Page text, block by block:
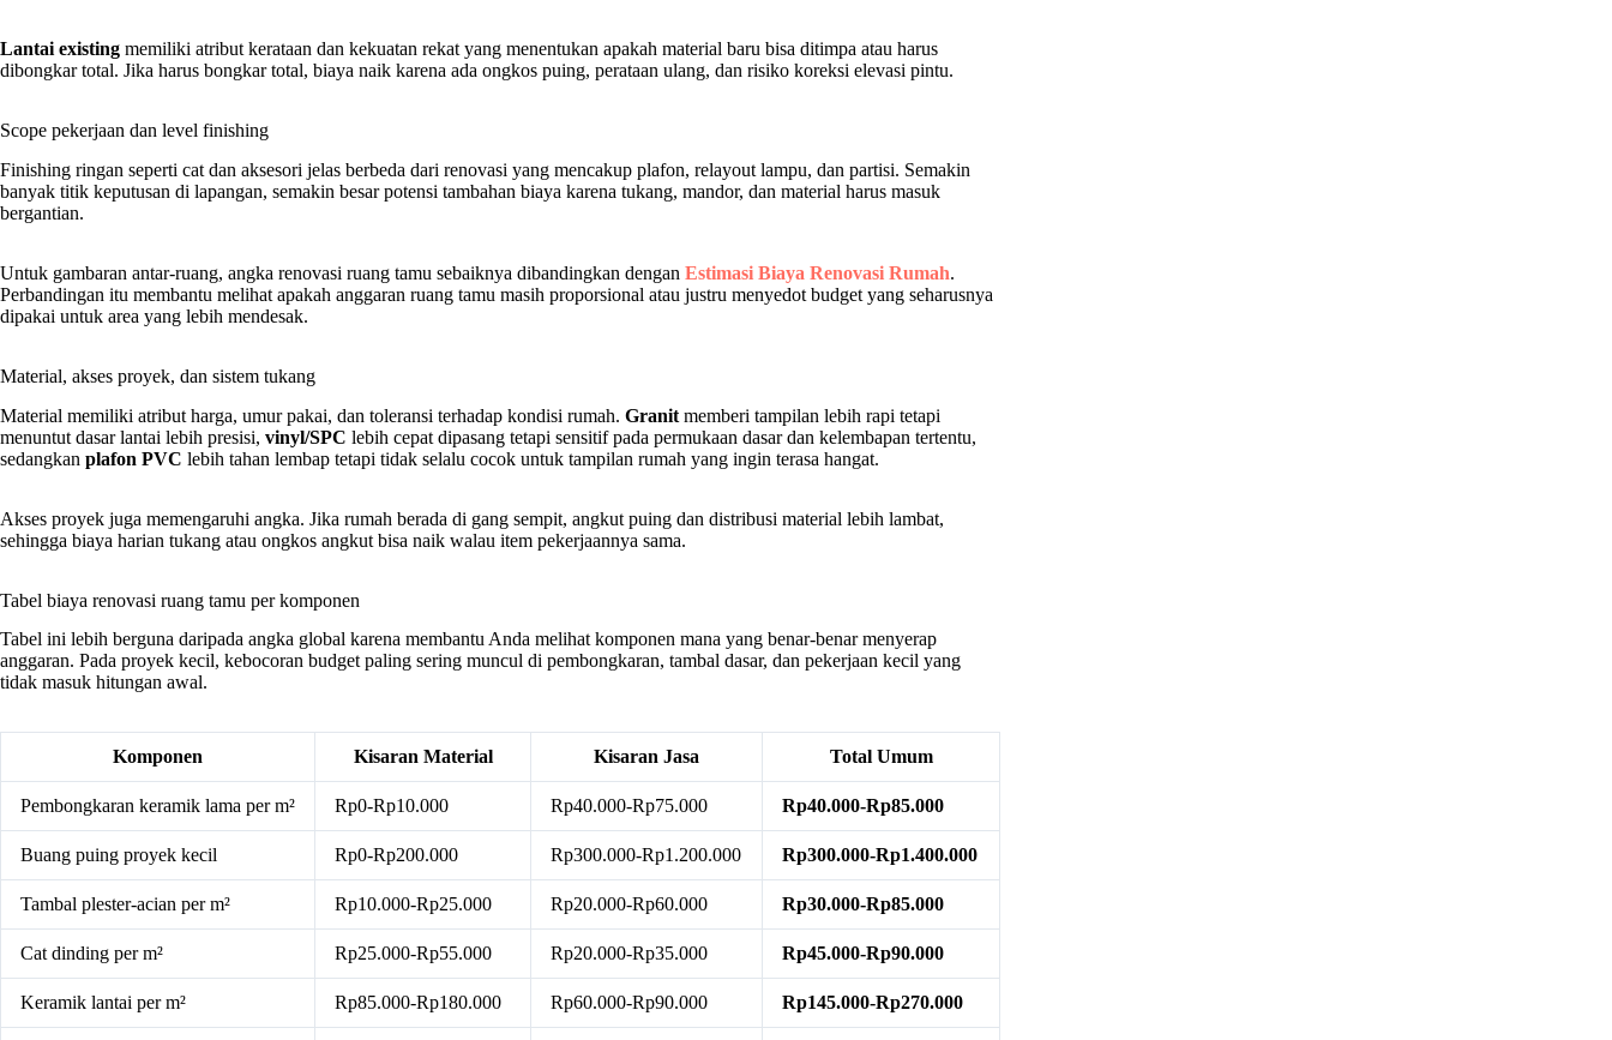
Lantai existing memiliki atribut kerataan dan kekuatan rekat yang menentukan apakah material baru bisa ditimpa atau harus
dibongkar total. Jika harus bongkar total, biaya naik karena ada ongkos puing, perataan ulang, dan risiko koreksi elevasi pintu.
Scope pekerjaan dan level finishing
Finishing ringan seperti cat dan aksesori jelas berbeda dari renovasi yang mencakup plafon, relayout lampu, dan partisi. Semakin
banyak titik keputusan di lapangan, semakin besar potensi tambahan biaya karena tukang, mandor, dan material harus masuk
bergantian.
Untuk gambaran antar-ruang, angka renovasi ruang tamu sebaiknya dibandingkan dengan Estimasi Biaya Renovasi Rumah.
Perbandingan itu membantu melihat apakah anggaran ruang tamu masih proporsional atau justru menyedot budget yang seharusnya
dipakai untuk area yang lebih mendesak.
Material, akses proyek, dan sistem tukang
Material memiliki atribut harga, umur pakai, dan toleransi terhadap kondisi rumah. Granit memberi tampilan lebih rapi tetapi
menuntut dasar lantai lebih presisi, vinyl/SPC lebih cepat dipasang tetapi sensitif pada permukaan dasar dan kelembapan tertentu,
sedangkan plafon PVC lebih tahan lembap tetapi tidak selalu cocok untuk tampilan rumah yang ingin terasa hangat.
Akses proyek juga memengaruhi angka. Jika rumah berada di gang sempit, angkut puing dan distribusi material lebih lambat,
sehingga biaya harian tukang atau ongkos angkut bisa naik walau item pekerjaannya sama.
Tabel biaya renovasi ruang tamu per komponen
Tabel ini lebih berguna daripada angka global karena membantu Anda melihat komponen mana yang benar-benar menyerap
anggaran. Pada proyek kecil, kebocoran budget paling sering muncul di pembongkaran, tambal dasar, dan pekerjaan kecil yang
tidak masuk hitungan awal.
Komponen Kisaran Material Kisaran Jasa Total Umum
Pembongkaran keramik lama per m² Rp0-Rp10.000 Rp40.000-Rp75.000 Rp40.000-Rp85.000
Buang puing proyek kecil Rp0-Rp200.000 Rp300.000-Rp1.200.000 Rp300.000-Rp1.400.000
Tambal plester-acian per m² Rp10.000-Rp25.000 Rp20.000-Rp60.000 Rp30.000-Rp85.000
Cat dinding per m² Rp25.000-Rp55.000 Rp20.000-Rp35.000 Rp45.000-Rp90.000
Keramik lantai per m² Rp85.000-Rp180.000 Rp60.000-Rp90.000 Rp145.000-Rp270.000